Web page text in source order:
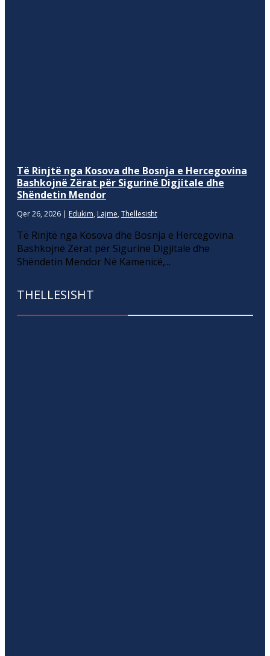
Të Rinjtë nga Kosova dhe Bosnja e Hercegovina
Bashkojnë Zërat për Sigurinë Digjitale dhe
Shëndetin Mendor
Qer 26, 2026 | Edukim, Lajme, Thellesisht
Të Rinjtë nga Kosova dhe Bosnja e Hercegovina
Bashkojnë Zërat për Sigurinë Digjitale dhe
Shëndetin Mendor Në Kamenicë,...
THELLESISHT